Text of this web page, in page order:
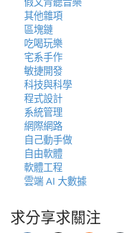
其他雜項
區塊鏈
吃喝玩樂
宅系手作
敏捷開發
科技與科學
程式設計
系統管理
網際網路
自己動手做
自由軟體
軟體工程
雲端 AI 大數據
求分享求關注